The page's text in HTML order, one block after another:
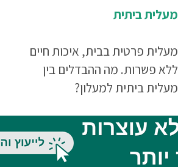
מעלית ביתית
מעלית פרטית בבית, איכות חיים
ללא פשרות. מה ההבדלים בין
מעלית ביתית למעלון?